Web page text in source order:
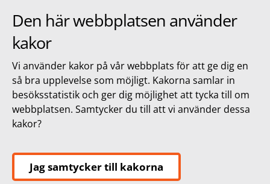
Den här webbplatsen använder
kakor
Vi använder kakor på vår webbplats för att ge dig en
så bra upplevelse som möjligt. Kakorna samlar in
besöksstatistik och ger dig möjlighet att tycka till om
webbplatsen. Samtycker du till att vi använder dessa
kakor?
Jag samtycker till kakorna